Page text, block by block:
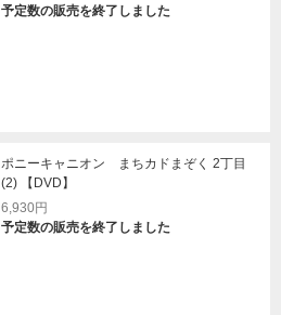
予定数の販売を終了しました
ポニーキャニオン まちカドまぞく 2丁目
(2) 【DVD】
6,930円
予定数の販売を終了しました